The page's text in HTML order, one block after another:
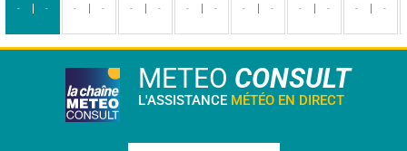
- - - - - - - - - - - - - -
METEO CONSULT
L'ASSISTANCE MÉTÉO EN DIRECT